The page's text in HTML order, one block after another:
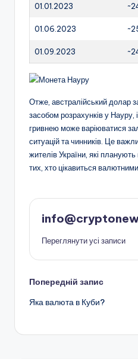
01.01.2023
01.06.2023
01.09.2023
Отже, австралійський долар
засобом розрахунків у Науру,
гривнею може варіюватися
ситуацій та чинників. Це
жителів України, які
тих, хто цікавиться
Переглянути усі записи
Навігація
по
запису
Попередній запис
Яка валюта в Куби?